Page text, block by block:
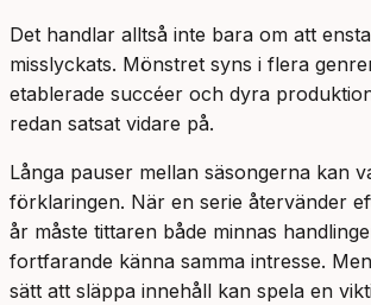
Det handlar alltså inte bara om att
misslyckats. Mönstret syns i flera
etablerade succéer och dyra
redan satsat vidare på.
Långa pauser mellan säsongerna kan
förklaringen. När en serie återvänder
år måste tittaren både minnas
fortfarande känna samma intresse.
sätt att släppa innehåll kan spela en